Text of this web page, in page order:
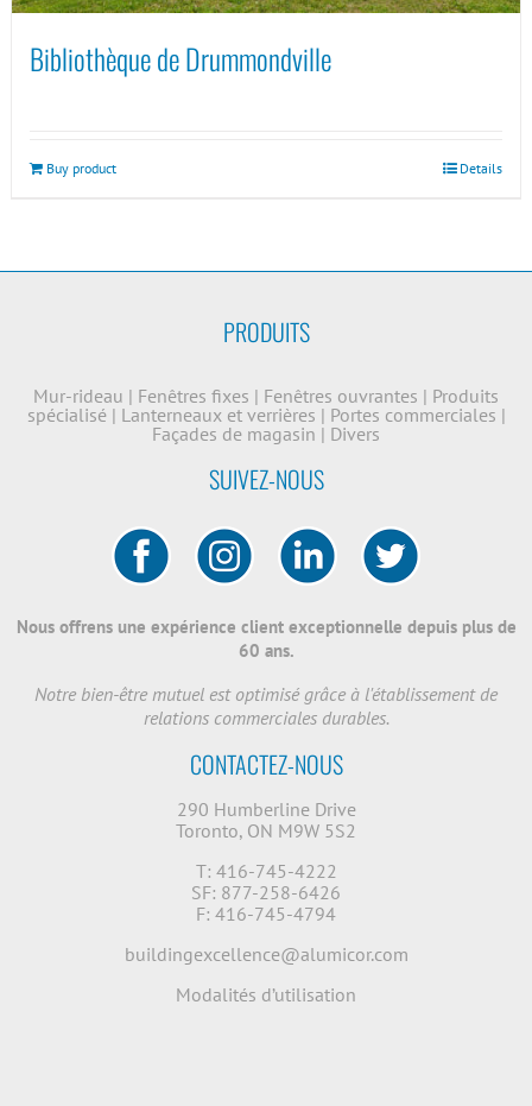
Bibliothèque de Drummondville
Buy product Details
PRODUITS
Mur-rideau | Fenêtres fixes | Fenêtres ouvrantes | Produits
spécialisé | Lanterneaux et verrières | Portes commerciales |
Façades de magasin | Divers
SUIVEZ-NOUS
Nous offrens une expérience client exceptionnelle depuis plus de
60 ans.
Notre bien-être mutuel est optimisé grâce à l'établissement de
relations commerciales durables.
CONTACTEZ-NOUS
290 Humberline Drive
Toronto, ON M9W 5S2
T: 416-745-4222
SF: 877-258-6426
F: 416-745-4794
buildingexcellence@alumicor.com
Modalités d’utilisation